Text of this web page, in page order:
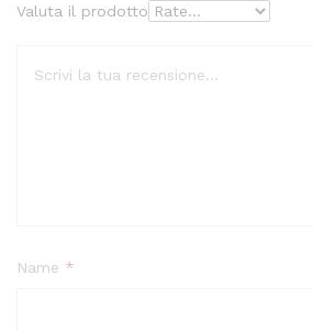
Valuta il prodotto
Name *